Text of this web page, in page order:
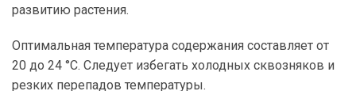
развитию растения.
Оптимальная температура содержания составляет от
20 до 24 °C. Следует избегать холодных сквозняков и
резких перепадов температуры.